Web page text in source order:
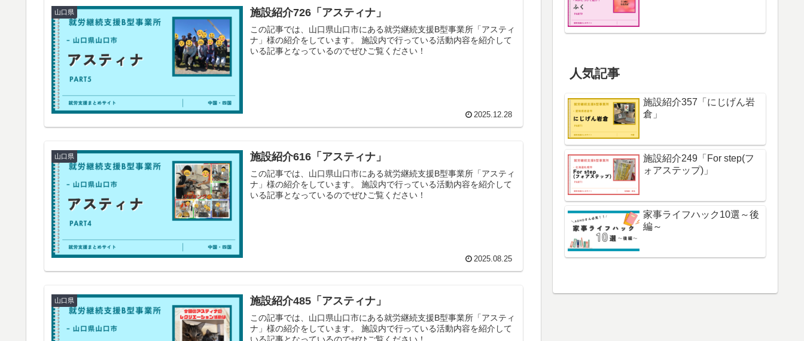
山口県 施設紹介726「アスティナ」
この記事では、山口県山口市にある就労継続支援B型事業所「アスティ
ナ」様の紹介をしています。 施設内で行っている活動内容を紹介して
いる記事となっているのでぜひご覧ください！
2025.12.28
山口県 施設紹介616「アスティナ」
この記事では、山口県山口市にある就労継続支援B型事業所「アスティ
ナ」様の紹介をしています。 施設内で行っている活動内容を紹介して
いる記事となっているのでぜひご覧ください！
2025.08.25
山口県 施設紹介485「アスティナ」
この記事では、山口県山口市にある就労継続支援B型事業所「アスティ
ナ」様の紹介をしています。 施設内で行っている活動内容を紹介して
人気記事
施設紹介357「にじげん岩
倉」
施設紹介249「For step(フ
ォアステップ)」
家事ライフハック10選～後
編～